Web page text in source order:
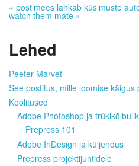
« postimees lahkab küsimuste
watch them mate »
Lehed
Peeter Marvet
See postitus, mille loomise käigus
Koolitused
Adobe Photoshop ja
Prepress 101
Adobe InDesign ja küljendus
Prepress projektijuhtidele